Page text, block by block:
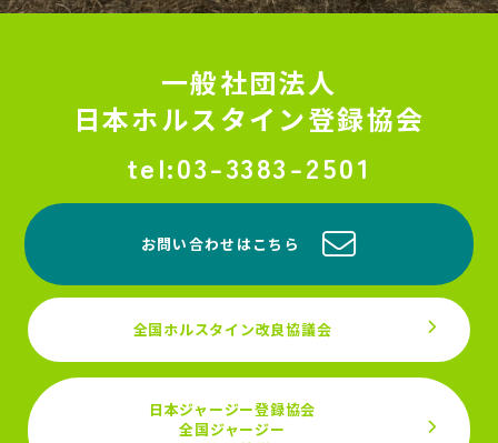
一般社団法人
日本ホルスタイン登録協会
03-3383-2501
お問い合わせはこちら
全国ホルスタイン改良協議会
日本ジャージー登録協会
全国ジャージー